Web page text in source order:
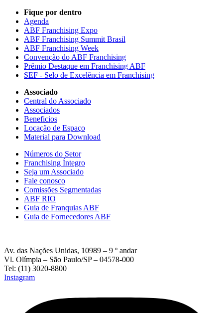
Fique por dentro
Agenda
ABF Franchising Expo
ABF Franchising Summit Brasil
ABF Franchising Week
Convenção do ABF Franchising
Prêmio Destaque em Franchising ABF
SEF - Selo de Excelência em Franchising
Associado
Central do Associado
Associados
Beneficios
Locação de Espaço
Material para Download
Números do Setor
Franchising Íntegro
Seja um Associado
Fale conosco
Comissões Segmentadas
ABF RIO
Guia de Franquias ABF
Guia de Fornecedores ABF
Av. das Nações Unidas, 10989 – 9 º andar
Vl. Olímpia – São Paulo/SP – 04578-000
Tel: (11) 3020-8800
Instagram